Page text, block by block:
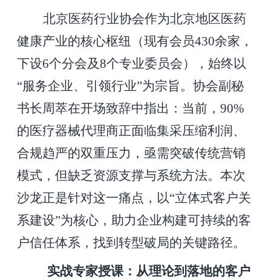
北京医药行业协会作为北京地区医药
健康产业的核心枢纽（现有会员430余家，
下设6个分会及8个专业委员会），始终以
“服务企业、引领行业”为宗旨。协会副秘
书长周萃在开场致辞中指出：当前，90%
的医疗器械代理商正面临集采压缩利润、
合规趋严的双重压力，亟需突破传统营销
模式，但缺乏资源支撑与系统方法。本次
沙龙正是针对这一痛点，以“立体式客户关
系建设”为核心，助力企业构建可持续的客
户信任体系，找到转型破局的关键路径。
实战专家授课：从理论到落地的客户